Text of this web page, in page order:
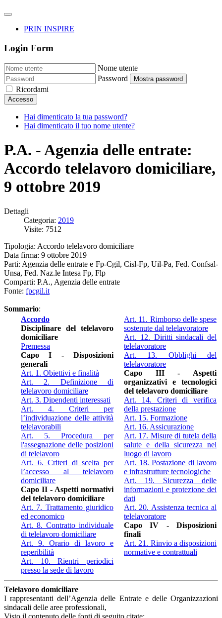
PRIN INSPIRE
Login Form
Nome utente
Password
Mostra password
Ricordami
Accesso
Hai dimenticato la tua password?
Hai dimenticato il tuo nome utente?
P.A. - Agenzia delle entrate:
Accordo telelavoro domiciliare,
9 ottobre 2019
Dettagli
Categoria: 2019
Visite: 7512
Tipologia: Accordo telelavoro domiciliare
Data firma: 9 ottobre 2019
Parti: Agenzia delle entrate e Fp-Cgil, Cisl-Fp, Uil-Pa, Fed. Confsal-
Unsa, Fed. Naz.le Intesa Fp, Flp
Comparti: P.A., Agenzia delle entrate
Fonte: fpcgil.it
Sommario:
Accordo
Disciplinare del telelavoro
domiciliare
Premessa
Capo I - Disposizioni
generali
Art. 1. Obiettivi e finalità
Art. 2. Definizione di
telelavoro domiciliare
Art. 3. Dipendenti interessati
Art. 4. Criteri per
l’individuazione delle attività
telelavorabili
Art. 5. Procedura per
l'assegnazione delle posizioni
di telelavoro
Art. 6. Criteri di scelta per
l’accesso al telelavoro
domiciliare
Capo II - Aspetti normativi
del telelavoro domiciliare
Art. 7. Trattamento giuridico
ed economico
Art. 8. Contratto individuale
di telelavoro domiciliare
Art. 9. Orario di lavoro e
reperibilità
Art. 10. Rientri periodici
presso la sede di lavoro
Art. 11. Rimborso delle spese
sostenute dal telelavoratore
Art. 12. Diritti sindacali del
telelavoratore
Art. 13. Obblighi del
telelavoratore
Capo III - Aspetti
organizzativi e tecnologici
del telelavoro domiciliare
Art. 14. Criteri di verifica
della prestazione
Art. 15. Formazione
Art. 16. Assicurazione
Art. 17. Misure di tutela della
salute e della sicurezza nel
luogo di lavoro
Art. 18. Postazione di lavoro
e infrastrutture tecnologiche
Art. 19. Sicurezza delle
informazioni e protezione dei
dati
Art. 20. Assistenza tecnica al
telelavoratore
Capo IV - Disposizioni
finali
Art. 21. Rinvio a disposizioni
normative e contrattuali
Telelavoro domiciliare
I rappresentanti dell’Agenzia delle Entrate e delle Organizzazioni
sindacali delle aree professionali,
Visto il contenuto delle fonti di seguito citate: